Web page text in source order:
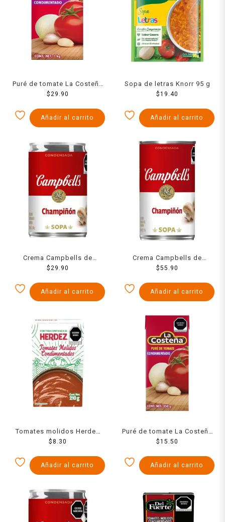
Puré de tomate La Costeña
condimentado 1 kg
$29.90
Añadir al carrito
Sopa de letras Knorr 95 g
$19.40
Añadir al carrito
Crema Campbells de
champiñones 300 g
$ 29.90
Añadir al carrito
Crema Campbells de
champiñones 750 g
$55.90
Añadir al carrito
Tomates molidos Herdez
condimentados 210 g
$ 8.30
Añadir al carrito
Puré de tomate La Costeña
condimentado 350 g
$15.50
Añadir al carrito